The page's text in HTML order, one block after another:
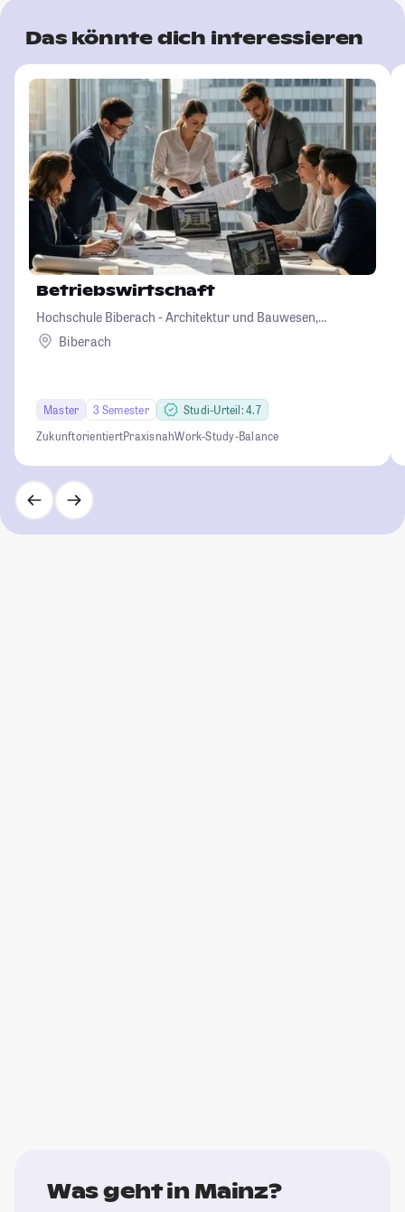
Das könnte dich interessieren
Betriebswirtschaft
Hochschule Biberach - Architektur und Bauwesen,
Betriebswirtschaft und Biotechnologie
Biberach
Master 3 Semester
Studi-Urteil: 4.7
ZukunftorientiertPraxisnahWork-Study-Balance
Was geht in Mainz?